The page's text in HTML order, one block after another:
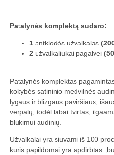
Patalynės komplektą sudaro:
1 antklodės užvalkalas
2 užvalkaliukai pagalvei
Patalynės komplektas
kokybės satininio medvilnės
lygaus ir blizgaus paviršiaus,
verpalų, todėl labai tvirtas,
blukimui audinių.
Užvalkalai yra siuvami iš 100
kuris papildomai yra apdirbtas